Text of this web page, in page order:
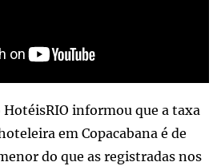
HotéisRIO informou que a taxa
em Copacabana é de
do que as registradas nos